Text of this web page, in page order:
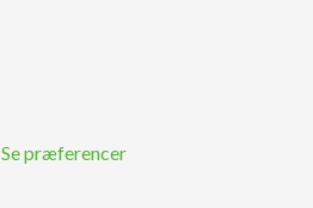
Se præferencer